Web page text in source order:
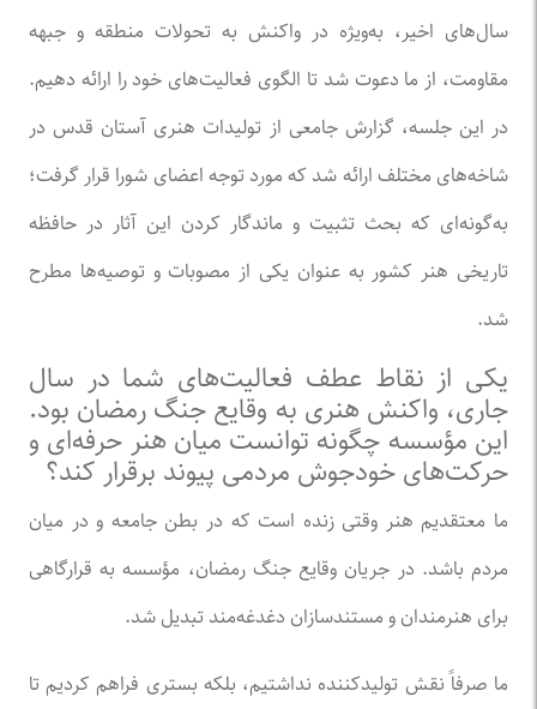
سال‌های اخیر، به‌ویژه در واکنش به تحولات منطقه و جبهه
مقاومت، از ما دعوت شد تا الگوی فعالیت‌های خود را ارائه دهیم.
در این جلسه، گزارش جامعی از تولیدات هنری آستان قدس در
شاخه‌های مختلف ارائه شد که مورد توجه اعضای شورا قرار گرفت؛
به‌گونه‌ای که بحث تثبیت و ماندگار کردن این آثار در حافظه
تاریخی هنر کشور به عنوان یکی از مصوبات و توصیه‌ها مطرح
شد.
یکی از نقاط عطف فعالیت‌های شما در سال
جاری، واکنش هنری به وقایع جنگ رمضان بود.
این مؤسسه چگونه توانست میان هنر حرفه‌ای و
حرکت‌های خودجوش مردمی پیوند برقرار کند؟
ما معتقدیم هنر وقتی زنده است که در بطن جامعه و در میان
مردم باشد. در جریان وقایع جنگ رمضان، مؤسسه به قرارگاهی
برای هنرمندان و مستندسازان دغدغه‌مند تبدیل شد.
ما صرفاً نقش تولیدکننده نداشتیم، بلکه بستری فراهم کردیم تا